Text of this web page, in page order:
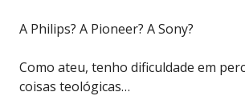
A Philips? A Pioneer? A Sony?
Como ateu, tenho dificuldade em
coisas teológicas…